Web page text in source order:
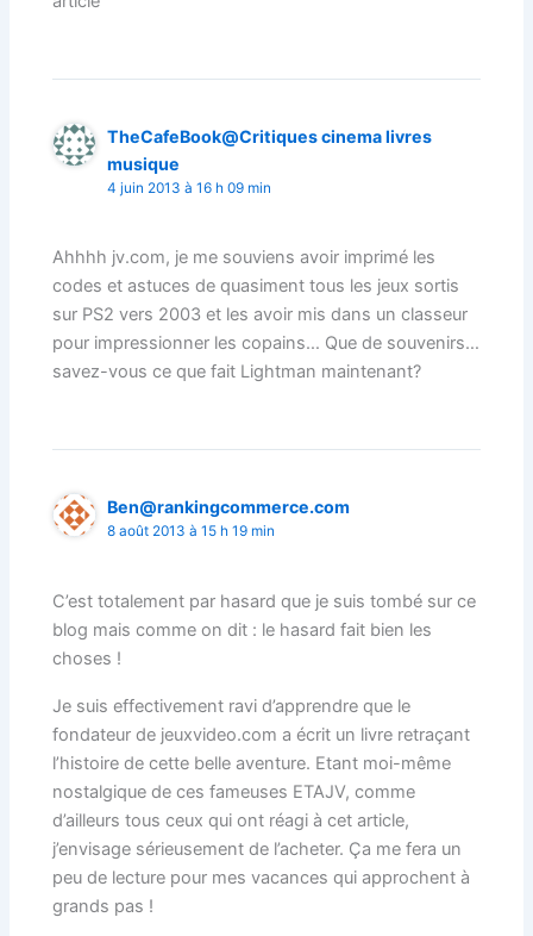
TheCafeBook@Critiques cinema livres
musique
4 juin 2013 à 16 h 09 min
Ahhhh jv.com, je me souviens avoir imprimé les
codes et astuces de quasiment tous les jeux sortis
sur PS2 vers 2003 et les avoir mis dans un classeur
pour impressionner les copains… Que de souvenirs…
savez-vous ce que fait Lightman maintenant?
Ben@rankingcommerce.com
8 août 2013 à 15 h 19 min
C’est totalement par hasard que je suis tombé sur ce
blog mais comme on dit : le hasard fait bien les
choses !
Je suis effectivement ravi d’apprendre que le
fondateur de jeuxvideo.com a écrit un livre retraçant
l’histoire de cette belle aventure. Etant moi-même
nostalgique de ces fameuses ETAJV, comme
d’ailleurs tous ceux qui ont réagi à cet article,
j’envisage sérieusement de l’acheter. Ça me fera un
peu de lecture pour mes vacances qui approchent à
grands pas !